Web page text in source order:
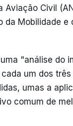
Aviação Civil
da Mobilidade
"análise do
um dos
umas a
comum de